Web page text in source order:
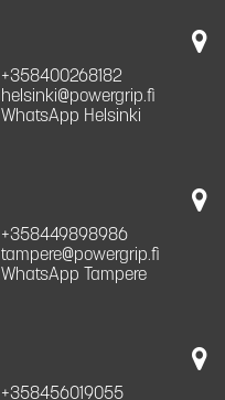
+358400268182
helsinki@powergrip.fi
WhatsApp Helsinki
+358449898986
tampere@powergrip.fi
WhatsApp Tampere
+358456019055